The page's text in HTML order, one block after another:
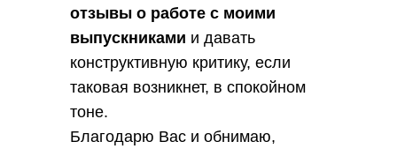
отзывы о работе с моими
выпускниками и давать
конструктивную критику, если
таковая возникнет, в спокойном
тоне.
Благодарю Вас и обнимаю,